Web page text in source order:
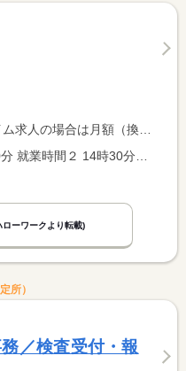
パート求人の場合は時間額を表示しています。
就業時間１ 9時00分〜13時00分 就業時間２ 14時30分〜18時30分 就業時間に関する特記事項 （１）（２）の時間帯のいずれか選択可ですが、勤務時間相談可
ローワークより転載)
所）
／検査受付・報